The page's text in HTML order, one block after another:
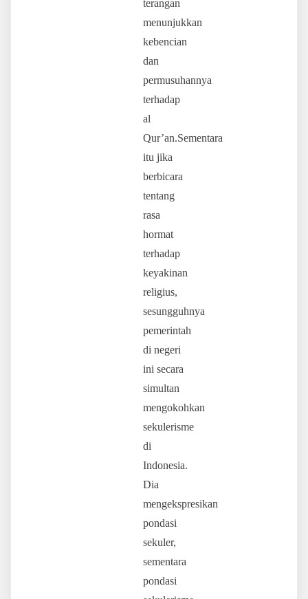
terangan
menunjukkan
kebencian
dan
permusuhannya
terhadap
al
Qur’an.Sementara
itu jika
berbicara
tentang
rasa
hormat
terhadap
keyakinan
religius,
sesungguhnya
pemerintah
di negeri
ini secara
simultan
mengokohkan
sekulerisme
di
Indonesia.
Dia
mengekspresikan
pondasi
sekuler,
sementara
pondasi